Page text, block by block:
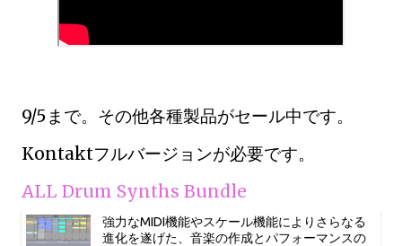
9/5まで。その他各種製品がセール中です。
Kontaktフルバージョンが必要です。
ALL Drum Synths Bundle
強力なMIDI機能やスケール機能によりさらなる
進化を遂げた、音楽の作成とパフォーマンスの